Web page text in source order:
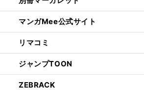
マンガMee公式サイト
リマコミ
ジャンプTOON
ZEBRACK